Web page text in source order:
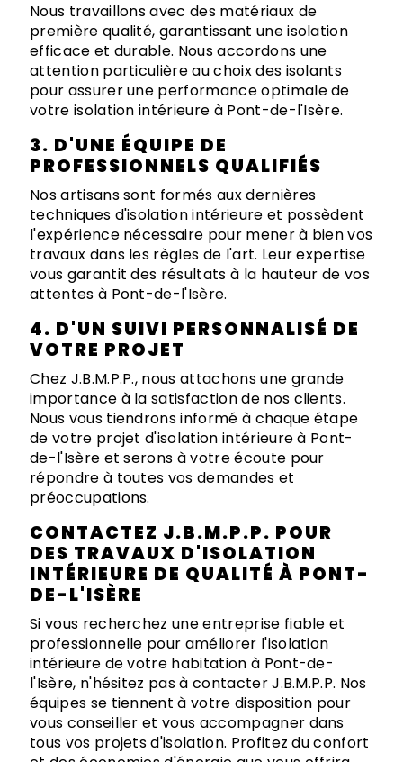
Nous travaillons avec des matériaux de
première qualité, garantissant une isolation
efficace et durable. Nous accordons une
attention particulière au choix des isolants
pour assurer une performance optimale de
votre isolation intérieure à Pont-de-l'Isère.
3. D'UNE ÉQUIPE DE
PROFESSIONNELS QUALIFIÉS
Nos artisans sont formés aux dernières
techniques d'isolation intérieure et possèdent
l'expérience nécessaire pour mener à bien vos
travaux dans les règles de l'art. Leur expertise
vous garantit des résultats à la hauteur de vos
attentes à Pont-de-l'Isère.
4. D'UN SUIVI PERSONNALISÉ DE
VOTRE PROJET
Chez J.B.M.P.P., nous attachons une grande
importance à la satisfaction de nos clients.
Nous vous tiendrons informé à chaque étape
de votre projet d'isolation intérieure à Pont-
de-l'Isère et serons à votre écoute pour
répondre à toutes vos demandes et
préoccupations.
CONTACTEZ J.B.M.P.P. POUR
DES TRAVAUX D'ISOLATION
INTÉRIEURE DE QUALITÉ À PONT-
DE-L'ISÈRE
Si vous recherchez une entreprise fiable et
professionnelle pour améliorer l'isolation
intérieure de votre habitation à Pont-de-
l'Isère, n'hésitez pas à contacter J.B.M.P.P. Nos
équipes se tiennent à votre disposition pour
vous conseiller et vous accompagner dans
tous vos projets d'isolation. Profitez du confort